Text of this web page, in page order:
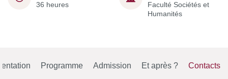
36 heures
Faculté Sociétés et
Humanités
Programme Admission Et après ? Contacts